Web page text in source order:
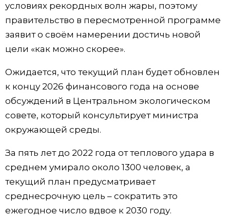
Экономика
Общество
Культура
Жизнь
Токио
От редакции
Семья
Еда и напитки
условиях рекордных волн жары, поэтому
правительство в пересмотренной программе
заявит о своём намерении достичь новой
цели «как можно скорее».
Ожидается, что текущий план будет обновлен
к концу 2026 финансового года на основе
обсуждений в Центральном экологическом
совете, который консультирует министра
окружающей среды.
За пять лет до 2022 года от теплового удара в
среднем умирало около 1300 человек, а
текущий план предусматривает
среднесрочную цель – сократить это
ежегодное число вдвое к 2030 году.